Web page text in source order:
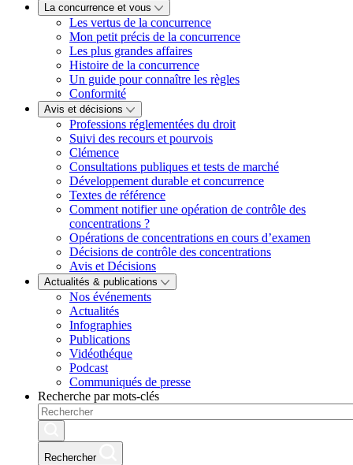
La concurrence et vous
Les vertus de la concurrence
Mon petit précis de la concurrence
Les plus grandes affaires
Histoire de la concurrence
Un guide pour connaître les règles
Conformité
Avis et décisions
Professions réglementées du droit
Suivi des recours et pourvois
Clémence
Consultations publiques et tests de marché
Développement durable et concurrence
Textes de référence
Comment notifier une opération de contrôle des
concentrations ?
Opérations de concentrations en cours d’examen
Décisions de contrôle des concentrations
Avis et Décisions
Actualités & publications
Nos événements
Actualités
Infographies
Publications
Vidéothéque
Podcast
Communiqués de presse
Recherche par mots-clés
Rechercher